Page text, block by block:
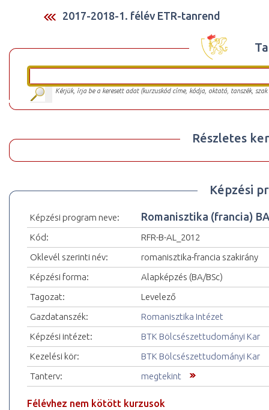
2017-2018-1. félév ETR-tanrend
Kérjük, írja be a keresett adat (kurzuskód címe, kódja, oktató, tanszék,
Részletes
Képzési
Képzési program neve: Romanisztika (francia)
Kód:
RFR-B-AL_2012
Oklevél szerinti név:
romanisztika-francia szakirány
Képzési forma:
Alapképzés (BA/BSc)
Tagozat:
Levelező
Gazdatanszék:
Romanisztika Intézet
Képzési intézet:
BTK Bölcsészettudományi Kar
Kezelési kör:
BTK Bölcsészettudományi Kar
Tanterv:
megtekint
Félévhez nem kötött kurzusok